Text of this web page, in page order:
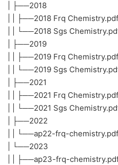
| ├──2018
| | ├──2018 Frq
| | └──2018 Sgs
| ├──2019
| | ├──2019 Frq
| | └──2019 Sgs
| ├──2021
| | ├──2021 Frq
| | └──2021 Sgs
| ├──2022
| | └──ap22-frq-
| └──2023
| | ├──ap23-frq-